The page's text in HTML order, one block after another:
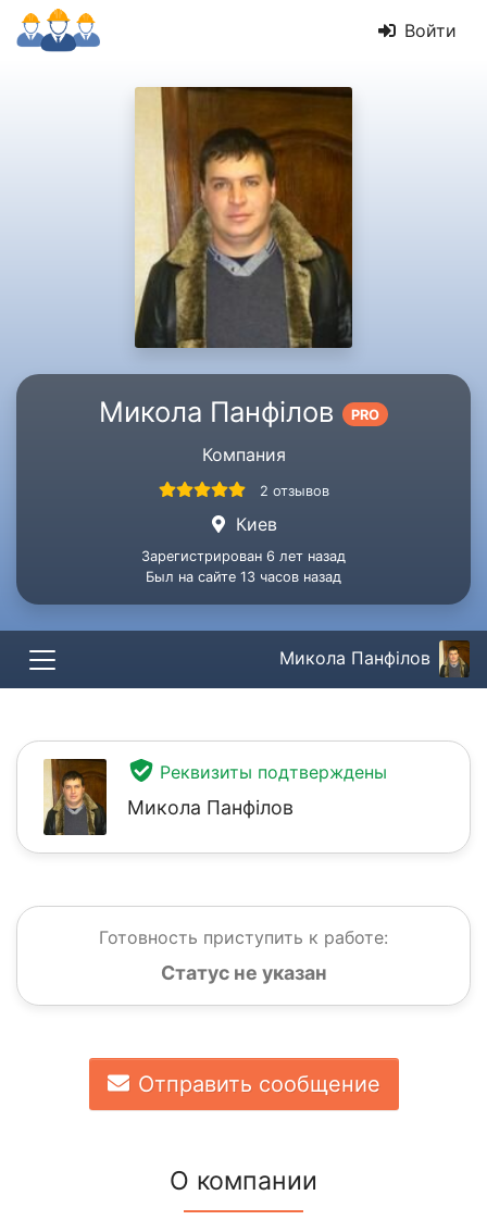
Войти
Микола Панфілов PRO
Компания
2 отзывов
Киев
Зарегистрирован 6 лет назад
Был на сайте 13 часов назад
Микола Панфілов
Реквизиты подтверждены
Микола Панфілов
Готовность приступить к работе:
Статус не указан
Отправить сообщение
О компании